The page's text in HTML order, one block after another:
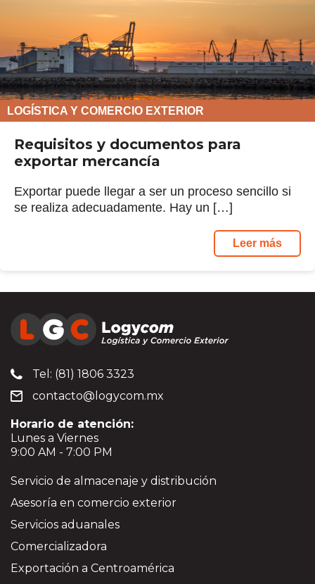
LOGÍSTICA Y COMERCIO EXTERIOR
Requisitos y documentos para
exportar mercancía
Exportar puede llegar a ser un proceso sencillo si
se realiza adecuadamente. Hay un […]
Leer más
Tel: (81) 1806 3323
contacto@logycom.mx
Horario de atención:
Lunes a Viernes
9:00 AM - 7:00 PM
Servicio de almacenaje y distribución
Asesoría en comercio exterior
Servicios aduanales
Comercializadora
Exportación a Centroamérica